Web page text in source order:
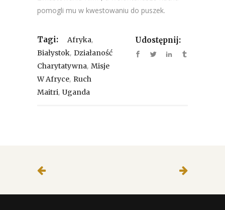
pomogli mu w kwestowaniu do puszek.
Tagi: Afryka,
Białystok, Działaność
Charytatywna, Misje
W Afryce, Ruch
Maitri, Uganda
Udostępnij: